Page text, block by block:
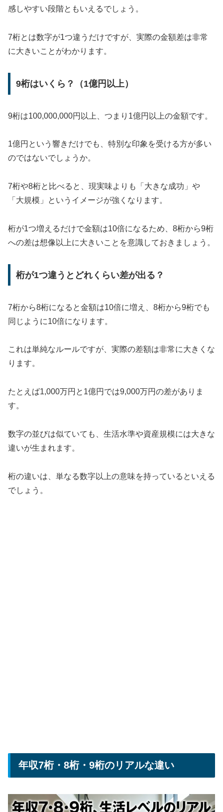
感しやすい段階ともいえるでしょう。
7桁とは数字が1つ違うだけですが、実際の金額差は非常
に大きいことがわかります。
9桁はいくら？（1億円以上）
9桁は100,000,000円以上、つまり1億円以上の金額です。
1億円という響きだけでも、特別な印象を受ける方が多い
のではないでしょうか。
7桁や8桁と比べると、現実味よりも「大きな成功」や
「大規模」というイメージが強くなります。
桁が1つ増えるだけで金額は10倍になるため、8桁から9桁
への差は想像以上に大きいことを意識しておきましょう。
桁が1つ違うとどれくらい差が出る？
7桁から8桁になると金額は10倍に増え、8桁から9桁でも
同じように10倍になります。
これは単純なルールですが、実際の差額は非常に大きくな
ります。
たとえば1,000万円と1億円では9,000万円の差がありま
す。
数字の並びは似ていても、生活水準や資産規模には大きな
違いが生まれます。
桁の違いは、単なる数字以上の意味を持っているといえる
でしょう。
年収7桁・8桁・9桁のリアルな違い